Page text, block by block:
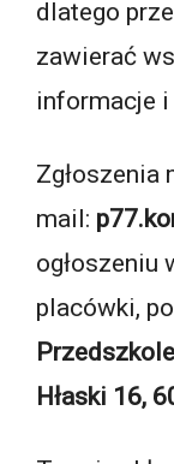
dlatego
zawierać
informacje i
Zgłoszenia
mail:
ogłoszeniu
placówki,
Hłaski 16,